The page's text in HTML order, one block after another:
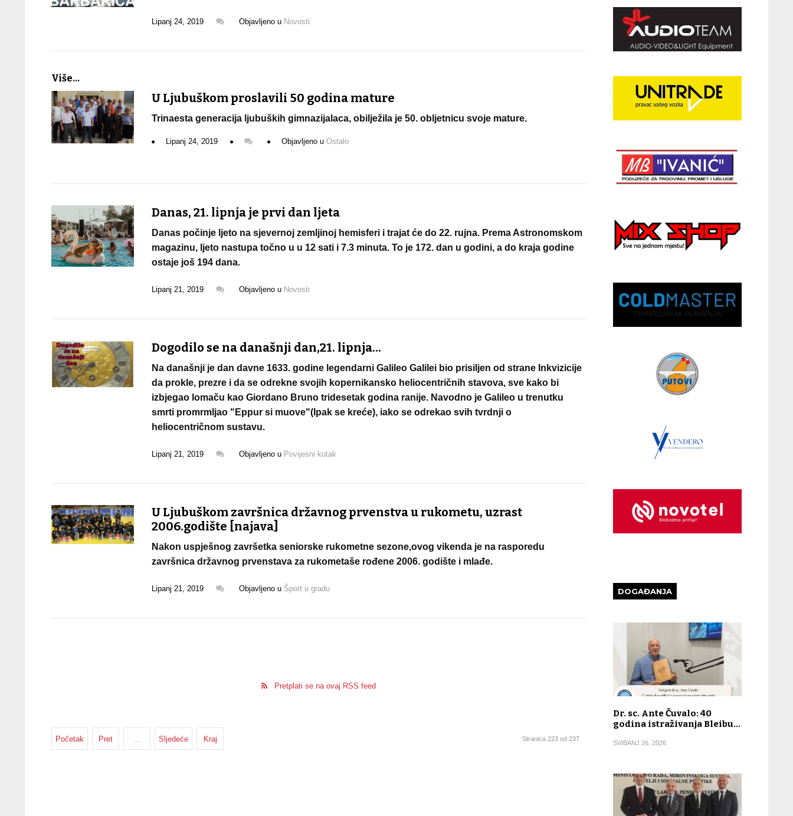
Lipanj 24, 2019 Objavljeno u Novosti
Više...
U Ljubuškom proslavili 50 godina mature
Trinaesta generacija ljubuških gimnazijalaca, obilježila je 50. obljetnicu svoje mature.
Lipanj 24, 2019 Objavljeno u Ostalo
Danas, 21. lipnja je prvi dan ljeta
Danas počinje ljeto na sjevernoj zemljinoj hemisferi i trajat će do 22. rujna. Prema Astronomskom
magazinu, ljeto nastupa točno u u 12 sati i 7.3 minuta. To je 172. dan u godini, a do kraja godine
ostaje još 194 dana.
Lipanj 21, 2019 Objavljeno u Novosti
Dogodilo se na današnji dan,21. lipnja...
Na današnji je dan davne 1633. godine legendarni Galileo Galilei bio prisiljen od strane Inkvizicije
da prokle, prezre i da se odrekne svojih kopernikansko heliocentričnih stavova, sve kako bi
izbjegao lomaču kao Giordano Bruno tridesetak godina ranije. Navodno je Galileo u trenutku
smrti promrmljao "Eppur si muove"(Ipak se kreće), iako se odrekao svih tvrdnji o
heliocentričnom sustavu.
Lipanj 21, 2019 Objavljeno u Povijesni kutak
U Ljubuškom završnica državnog prvenstva u rukometu, uzrast
2006.godište [najava]
Nakon uspješnog završetka seniorske rukometne sezone,ovog vikenda je na rasporedu
završnica državnog prvenstava za rukometaše rođene 2006. godište i mlađe.
Lipanj 21, 2019 Objavljeno u Šport u gradu
Pretplati se na ovaj RSS feed
Početak Pret … Sljedeće Kraj Stranica 223 od 237
DOGAĐANJA
Dr. sc. Ante Čuvalo: 40
godina istraživanja Bleibu…
SVIBANJ 26, 2026